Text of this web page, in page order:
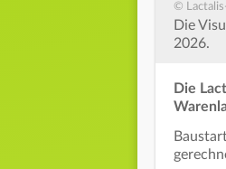
©
Die
2026.
Die